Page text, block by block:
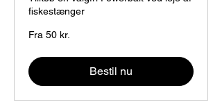
fiskestænger
Fra
50
Fra 50 kr.
Bestil nu